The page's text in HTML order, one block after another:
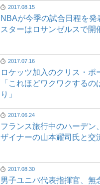
2017.08.15
NBAが今季の試合日程を発
スターはロサンゼルスで開
2017.07.16
ロケッツ加入のクリス・ポ
「これほどワクワクするの
り」
2017.06.24
フランス旅行中のハーデン
ザイナーの山本耀司氏と交
2017.08.30
男子ユニバ代表指揮官、無